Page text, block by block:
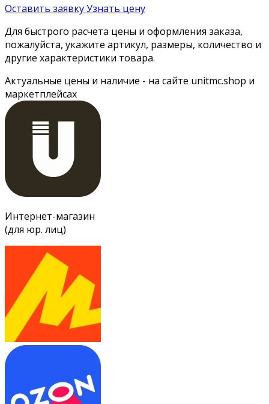
Оставить заявкуУзнать цену
Для быстрого расчета цены и оформления заказа,
пожалуйста, укажите артикул, размеры, количество и
другие характеристики товара.
Актуальные цены и наличие - на сайте unitmc.shop и
маркетплейсах
Интернет-магазин
(для юр. лиц)